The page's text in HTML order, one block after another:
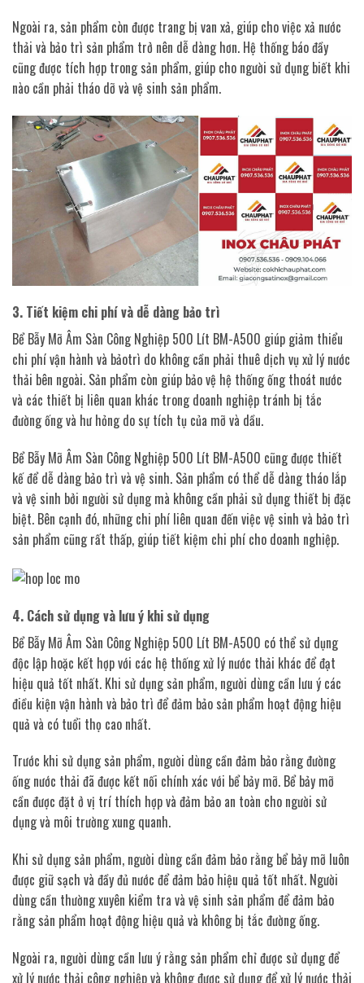
Ngoài ra, sản phẩm còn được trang bị van xả, giúp cho việc xả nước
thải và bảo trì sản phẩm trở nên dễ dàng hơn. Hệ thống báo đầy
cũng được tích hợp trong sản phẩm, giúp cho người sử dụng biết khi
nào cần phải tháo dỡ và vệ sinh sản phẩm.
3. Tiết kiệm chi phí và dễ dàng bảo trì
Bể Bẫy Mỡ Âm Sàn Công Nghiệp 500 Lít BM-A500 giúp giảm thiểu
chi phí vận hành và bảotrì do không cần phải thuê dịch vụ xử lý nước
thải bên ngoài. Sản phẩm còn giúp bảo vệ hệ thống ống thoát nước
và các thiết bị liên quan khác trong doanh nghiệp tránh bị tắc
đường ống và hư hỏng do sự tích tụ của mỡ và dầu.
Bể Bẫy Mỡ Âm Sàn Công Nghiệp 500 Lít BM-A500 cũng được thiết
kế để dễ dàng bảo trì và vệ sinh. Sản phẩm có thể dễ dàng tháo lắp
và vệ sinh bởi người sử dụng mà không cần phải sử dụng thiết bị đặc
biệt. Bên cạnh đó, những chi phí liên quan đến việc vệ sinh và bảo trì
sản phẩm cũng rất thấp, giúp tiết kiệm chi phí cho doanh nghiệp.
4. Cách sử dụng và lưu ý khi sử dụng
Bể Bẫy Mỡ Âm Sàn Công Nghiệp 500 Lít BM-A500 có thể sử dụng
độc lập hoặc kết hợp với các hệ thống xử lý nước thải khác để đạt
hiệu quả tốt nhất. Khi sử dụng sản phẩm, người dùng cần lưu ý các
điều kiện vận hành và bảo trì để đảm bảo sản phẩm hoạt động hiệu
quả và có tuổi thọ cao nhất.
Trước khi sử dụng sản phẩm, người dùng cần đảm bảo rằng đường
ống nước thải đã được kết nối chính xác với bể bảy mỡ. Bể bảy mỡ
cần được đặt ở vị trí thích hợp và đảm bảo an toàn cho người sử
dụng và môi trường xung quanh.
Khi sử dụng sản phẩm, người dùng cần đảm bảo rằng bể bảy mỡ luôn
được giữ sạch và đầy đủ nước để đảm bảo hiệu quả tốt nhất. Người
dùng cần thường xuyên kiểm tra và vệ sinh sản phẩm để đảm bảo
rằng sản phẩm hoạt động hiệu quả và không bị tắc đường ống.
Ngoài ra, người dùng cần lưu ý rằng sản phẩm chỉ được sử dụng để
xử lý nước thải công nghiệp và không được sử dụng để xử lý nước thải